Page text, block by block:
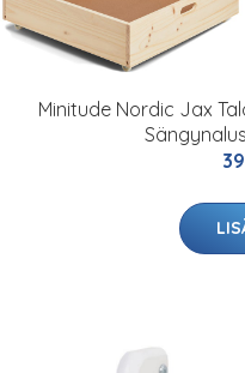
Minitude Nordic Jax